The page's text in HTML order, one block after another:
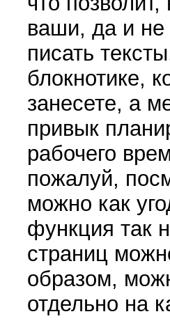
ваши, да и не
писать
блокнотике,
занесете, а
привык
рабочего
пожалуй,
можно как
функция так
страниц
образом,
отдельно на